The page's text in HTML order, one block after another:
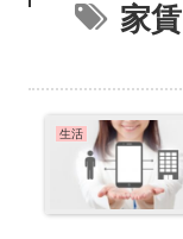
家賃
生活